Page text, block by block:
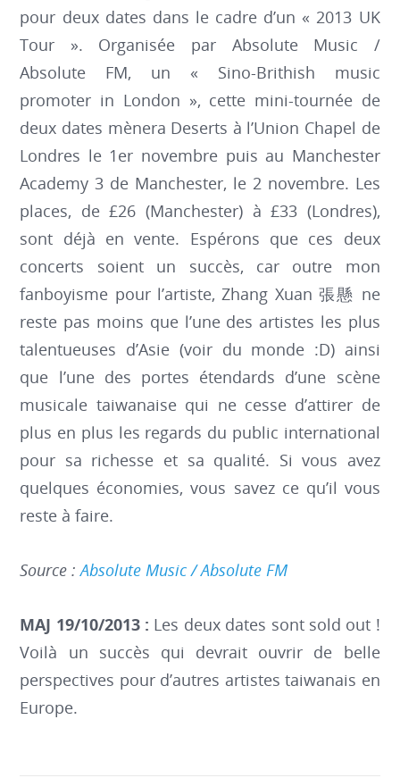
pour deux dates dans le cadre d’un « 2013 UK
Tour ». Organisée par Absolute Music /
Absolute FM, un « Sino-Brithish music
promoter in London », cette mini-tournée de
deux dates mènera Deserts à l’Union Chapel de
Londres le 1er novembre puis au Manchester
Academy 3 de Manchester, le 2 novembre. Les
places, de £26 (Manchester) à £33 (Londres),
sont déjà en vente. Espérons que ces deux
concerts soient un succès, car outre mon
fanboyisme pour l’artiste, Zhang Xuan 張懸 ne
reste pas moins que l’une des artistes les plus
talentueuses d’Asie (voir du monde :D) ainsi
que l’une des portes étendards d’une scène
musicale taiwanaise qui ne cesse d’attirer de
plus en plus les regards du public international
pour sa richesse et sa qualité. Si vous avez
quelques économies, vous savez ce qu’il vous
reste à faire.
Source :Absolute Music / Absolute FM
MAJ 19/10/2013 : Les deux dates sont sold out !
Voilà un succès qui devrait ouvrir de belle
perspectives pour d’autres artistes taiwanais en
Europe.